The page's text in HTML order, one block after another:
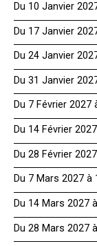
Du 10 Janvier
Du 17 Janvier
Du 24 Janvier
Du 31 Janvier
Du 7 Février 2027
Du 14 Février
Du 28 Février
Du 7 Mars 2027 à
Du 14 Mars 2027
Du 28 Mars 2027